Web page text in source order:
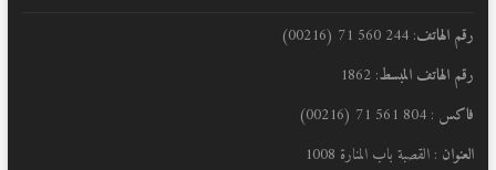
رقم الهاتف: 244 560 71 (00216)
رقم الهاتف المبسط: 1862
فاكس : 804 561 71 (00216)
العنوان : القصبة باب المنارة 1008